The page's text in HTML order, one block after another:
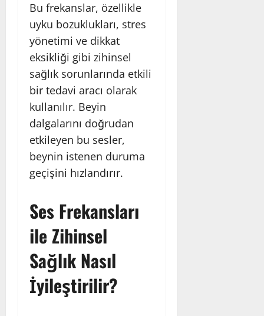
Bu frekanslar, özellikle
uyku bozuklukları, stres
yönetimi ve dikkat
eksikliği gibi zihinsel
sağlık sorunlarında etkili
bir tedavi aracı olarak
kullanılır. Beyin
dalgalarını doğrudan
etkileyen bu sesler,
beynin istenen duruma
geçişini hızlandırır.
Ses Frekansları
ile Zihinsel
Sağlık Nasıl
İyileştirilir?